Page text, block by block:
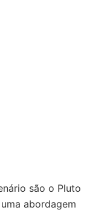
são o Pluto
abordagem